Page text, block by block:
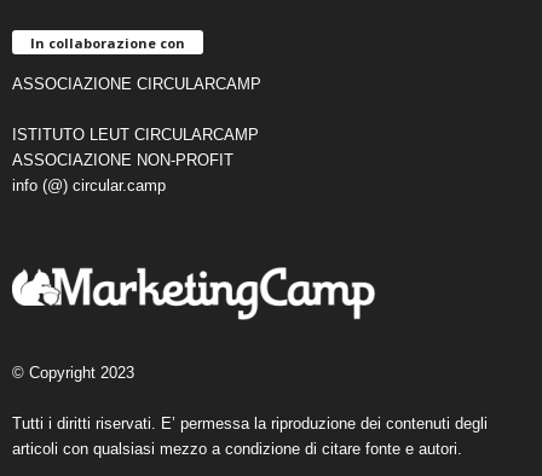
In collaborazione con
ASSOCIAZIONE CIRCULARCAMP
ISTITUTO LEUT CIRCULARCAMP
ASSOCIAZIONE NON-PROFIT
info (@) circular.camp
© Copyright 2023
Tutti i diritti riservati. E’ permessa la riproduzione dei contenuti degli
articoli con qualsiasi mezzo a condizione di citare fonte e autori.